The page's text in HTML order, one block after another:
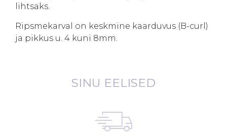
lihtsaks.
Ripsmekarval on keskmine kaarduvus (B-curl)
ja pikkus u. 4 kuni 8mm.
SINU EELISED